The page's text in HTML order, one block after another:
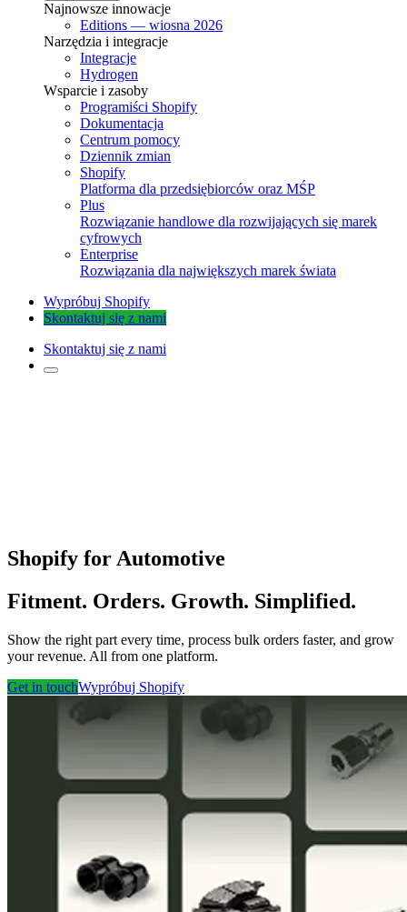
Najnowsze innowacje
Editions — wiosna 2026
Narzędzia i integracje
Integracje
Hydrogen
Wsparcie i zasoby
Programiści Shopify
Dokumentacja
Centrum pomocy
Dziennik zmian
Shopify
Platforma dla przedsiębiorców oraz MŚP
Plus
Rozwiązanie handlowe dla rozwijających się marek
cyfrowych
Enterprise
Rozwiązania dla największych marek świata
Wypróbuj Shopify
Skontaktuj się z nami
Skontaktuj się z nami
Shopify for Automotive
Fitment. Orders. Growth. Simplified.
Show the right part every time, process bulk orders faster, and grow
your revenue. All from one platform.
Get in touchWypróbuj Shopify